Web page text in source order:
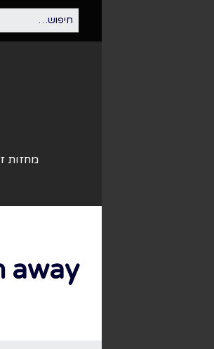
מחזות
away